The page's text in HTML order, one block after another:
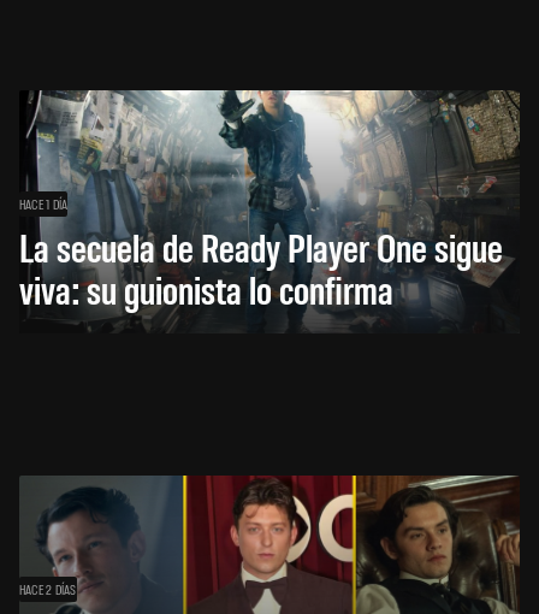
HACE 1 DÍA
La secuela de Ready Player One sigue
viva: su guionista lo confirma
HACE 2 DÍAS